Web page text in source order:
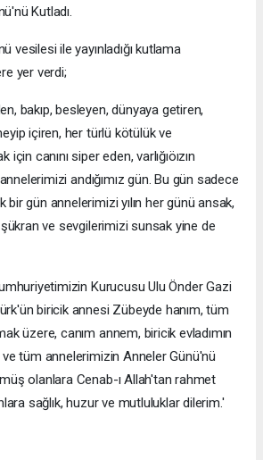
Kutladı.
vesilesi ile yayınladığı kutlama
yer verdi;
bakıp, besleyen, dünyaya getiren,
içiren, her türlü kötülük ve
canını siper eden, varlığıöızın
andığımız gün. Bu gün sadece
bir gün annelerimizi yılın her günü ansak,
şükran ve sevgilerimizi sunsak yine de
Kurucusu Ulu Önder Gazi
biricik annesi Zübeyde hanım, tüm
üzere, canım annem, biricik evladımın
tüm annelerimizin Anneler Günü'nü
olanlara Cenab-ı Allah'tan rahmet
sağlık, huzur ve mutluluklar dilerim.'